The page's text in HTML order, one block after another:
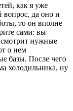
как я уже
да оно и
то он вполне
сами: вы
смотрит нужные
о нем
базы. После чего
холодильника, ну